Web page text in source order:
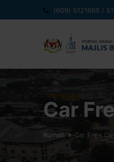
ke
(609) 5121666 /
Car
Rumah Car Free